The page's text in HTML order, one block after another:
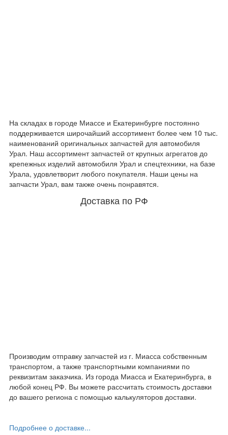
На складах в городе Миассе и Екатеринбурге постоянно
поддерживается широчайший ассортимент более чем 10 тыс.
наименований оригинальных запчастей для автомобиля
Урал. Наш ассортимент запчастей от крупных агрегатов до
крепежных изделий автомобиля Урал и спецтехники, на базе
Урала, удовлетворит любого покупателя. Наши цены на
запчасти Урал, вам также очень понравятся.
Доставка по РФ
Производим отправку запчастей из г. Миасса собственным
транспортом, а также транспортными компаниями по
реквизитам заказчика. Из города Миасса и Екатеринбурга, в
любой конец РФ. Вы можете рассчитать стоимость доставки
до вашего региона с помощью калькуляторов доставки.
Подробнее о доставке...